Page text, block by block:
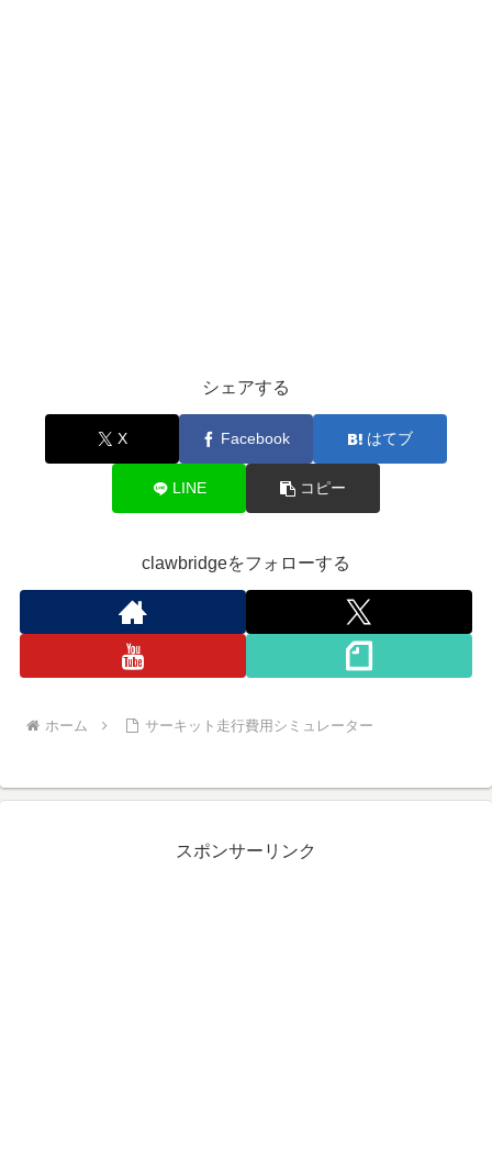
シェアする
X Facebook はてブ
LINE コピー
clawbridgeをフォローする
ホーム サーキット走行費用シミュレーター
スポンサーリンク